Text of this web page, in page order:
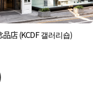
品店 (KCDF 갤러리숍)